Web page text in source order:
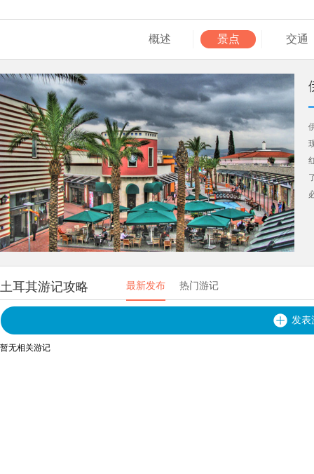
概述 景点 交通
土耳其游记攻略 最新发布 热门游记
发表
暂无相关游记